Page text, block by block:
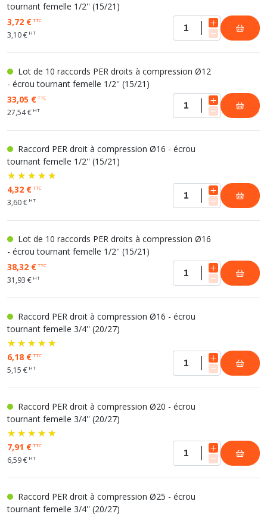
tournant femelle 1/2'' (15/21)
3,72 €TTC
3,10 € HT
Lot de 10 raccords PER droits à compression Ø12
- écrou tournant femelle 1/2'' (15/21)
33,05 €TTC
27,54 € HT
Raccord PER droit à compression Ø16 - écrou
tournant femelle 1/2'' (15/21)
4,32 €TTC
3,60 € HT
Lot de 10 raccords PER droits à compression Ø16
- écrou tournant femelle 1/2'' (15/21)
38,32 €TTC
31,93 € HT
Raccord PER droit à compression Ø16 - écrou
tournant femelle 3/4'' (20/27)
6,18 €TTC
5,15 € HT
Raccord PER droit à compression Ø20 - écrou
tournant femelle 3/4'' (20/27)
7,91 €TTC
6,59 € HT
Raccord PER droit à compression Ø25 - écrou
tournant femelle 3/4'' (20/27)